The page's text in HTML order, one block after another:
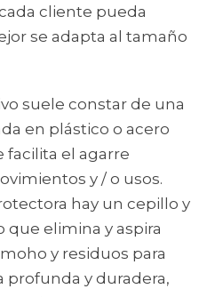
cliente pueda
se adapta al tamaño
suele constar de una
en plástico o acero
facilita el agarre
y / o usos.
hay un cepillo y
elimina y aspira
y residuos para
profunda y duradera,